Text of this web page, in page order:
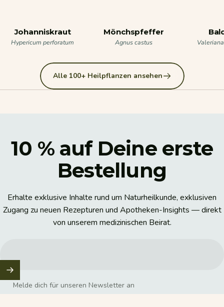
Johanniskraut
Hypericum perforatum
Mönchspfeffer
Agnus castus
Alle 100+ Heilpflanzen ansehen
10 % auf Deine erste
Bestellung
Erhalte exklusive Inhalte rund um Naturheilkunde, exklusiven
Zugang zu neuen Rezepturen und Apotheken-Insights — direkt
von unserem medizinischen Beirat.
Melde dich für unseren Newsletter an